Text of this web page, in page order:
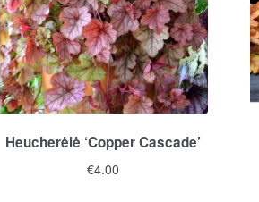
Heucherėlė ‘Copper Cascade’
€4.00